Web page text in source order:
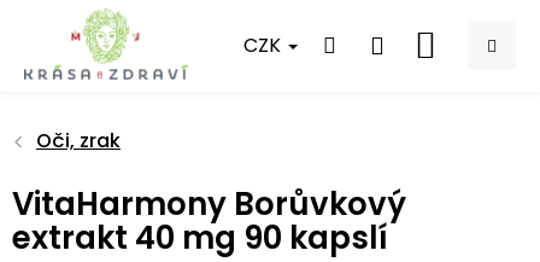
obsah
CZK
NÁKUPNÍ
Oči, zrak
VitaHarmony Borůvkový
extrakt 40 mg 90 kapslí